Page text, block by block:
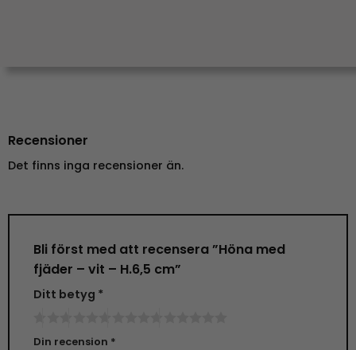
Recensioner
Det finns inga recensioner än.
Bli först med att recensera ”Höna med
fjäder – vit – H.6,5 cm”
Ditt betyg *
Din recension *